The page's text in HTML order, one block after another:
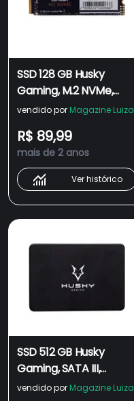
SSD 128 GB Husky
Gaming, M.2 NVMe,
Leitura: 1300MB/s e
HGML002
vendido por Magazine Luiza
R$ 89,99
mais de 2 anos
Ver histórico
SSD 512 GB Husky
Gaming, SATA III,
Leitura: 520MB/s e
vendido por Magazine Luiza